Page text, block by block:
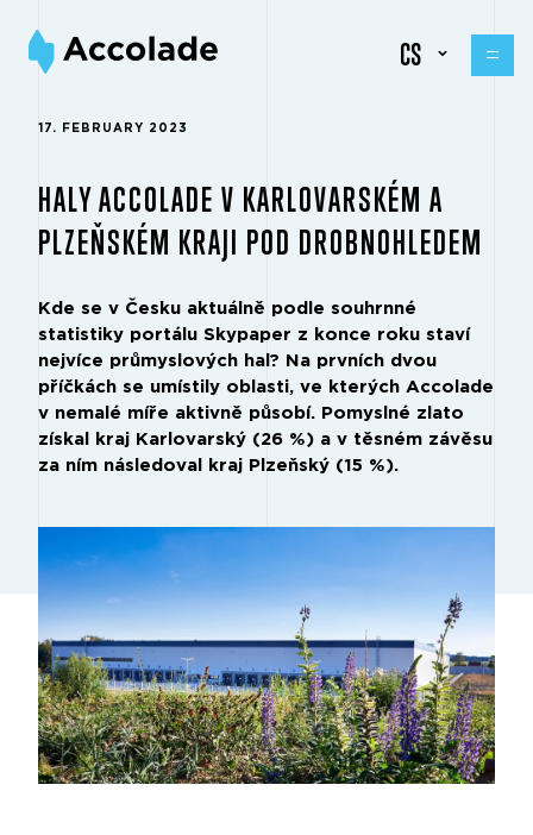
CS
17. FEBRUARY 2023
HALY ACCOLADE V KARLOVARSKÉM A
PLZEŇSKÉM KRAJI POD DROBNOHLEDEM
Kde se v Česku aktuálně podle souhrnné
statistiky portálu Skypaper z konce roku staví
nejvíce průmyslových hal? Na prvních dvou
příčkách se umístily oblasti, ve kterých Accolade
v nemalé míře aktivně působí. Pomyslné zlato
získal kraj Karlovarský (26 %) a v těsném závěsu
za ním následoval kraj Plzeňský (15 %).